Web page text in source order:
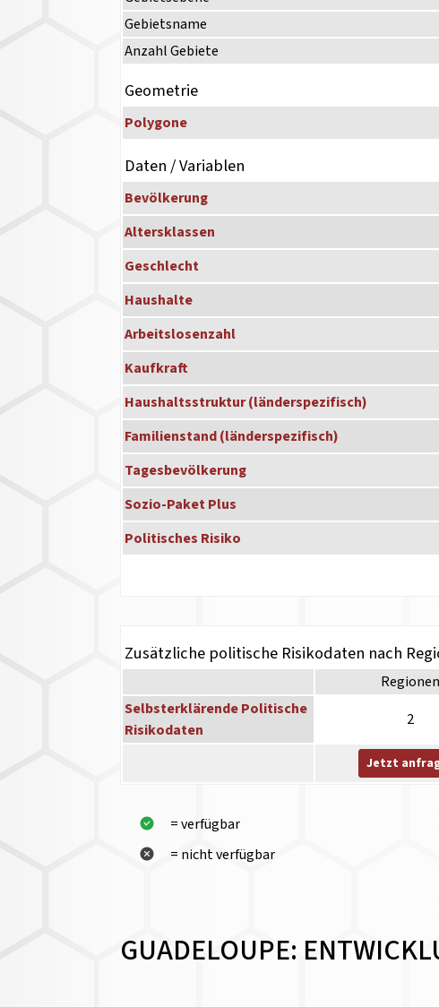
Gebietsname
Anzahl Gebiete
Geometrie
Polygone
Daten / Variablen
Bevölkerung
Altersklassen
Geschlecht
Haushalte
Arbeitslosenzahl
Kaufkraft
Haushaltsstruktur (länderspezifisch)
Familienstand (länderspezifisch)
Tagesbevölkerung
Sozio-Paket Plus
Politisches Risiko
Zusätzliche politische Risikodaten nach
Regionen
Selbsterklärende Politische
Risikodaten
2
Jetzt
= verfügbar
= nicht verfügbar
GUADELOUPE: